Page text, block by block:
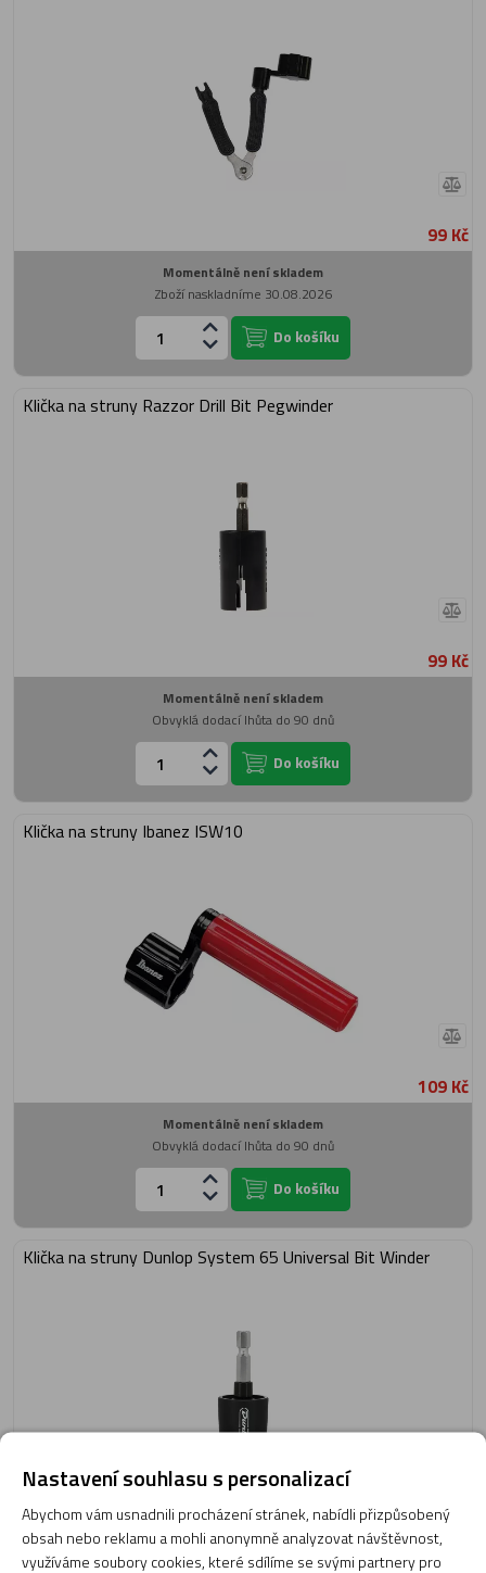
99 Kč
Momentálně není skladem
Zboží naskladníme 30.08.2026
Do košíku
Klička na struny Razzor Drill Bit Pegwinder
99 Kč
Momentálně není skladem
Obvyklá dodací lhůta do 90 dnů
Do košíku
Klička na struny Ibanez ISW10
109 Kč
Momentálně není skladem
Obvyklá dodací lhůta do 90 dnů
Do košíku
Klička na struny Dunlop System 65 Universal Bit Winder
249 Kč
Momentálně není skladem
Nastavení souhlasu s personalizací
Abychom vám usnadnili procházení stránek, nabídli přizpůsobený
obsah nebo reklamu a mohli anonymně analyzovat návštěvnost,
využíváme soubory cookies, které sdílíme se svými partnery pro